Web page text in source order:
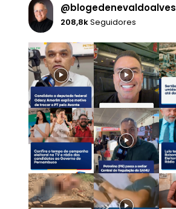
@blogedenevaldoalves
208,8kSeguidores